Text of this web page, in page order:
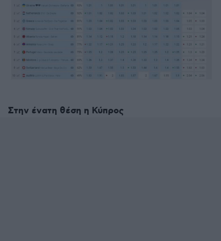
Στην ένατη θέση η Κύπρος